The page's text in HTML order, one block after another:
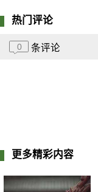
热门评论
0 条评论
更多精彩内容